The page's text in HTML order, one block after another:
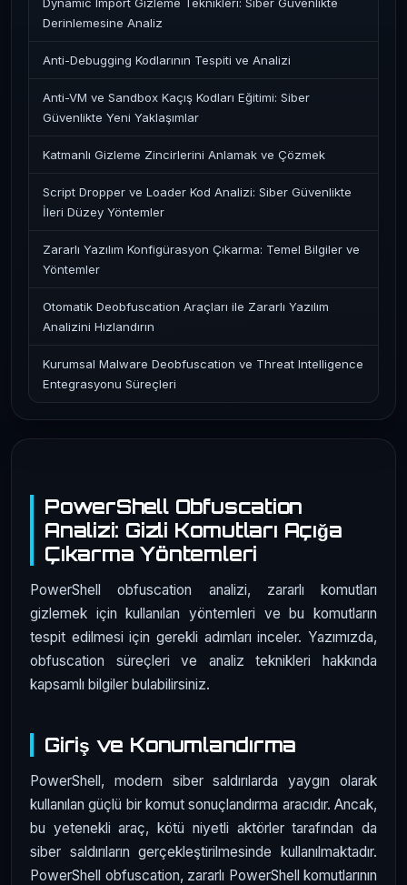
PowerShell Obfuscation
Analizi: Gizli Komutları Açığa
Çıkarma Yöntemleri
PowerShell obfuscation analizi, zararlı komutları
gizlemek için kullanılan yöntemleri ve bu komutların
tespit edilmesi için gerekli adımları inceler. Yazımızda,
obfuscation süreçleri ve analiz teknikleri hakkında
kapsamlı bilgiler bulabilirsiniz.
Giriş ve Konumlandırma
PowerShell, modern siber saldırılarda yaygın olarak
kullanılan güçlü bir komut sonuçlandırma aracıdır. Ancak,
bu yetenekli araç, kötü niyetli aktörler tarafından da
siber saldırıların gerçekleştirilmesinde kullanılmaktadır.
PowerShell obfuscation, zararlı PowerShell komutlarının
Derinlemesine Analiz
Anti-Debugging Kodlarının Tespiti ve Analizi
Anti-VM ve Sandbox Kaçış Kodları Eğitimi: Siber
Güvenlikte Yeni Yaklaşımlar
Katmanlı Gizleme Zincirlerini Anlamak ve Çözmek
Script Dropper ve Loader Kod Analizi: Siber Güvenlikte
İleri Düzey Yöntemler
Zararlı Yazılım Konfigürasyon Çıkarma: Temel Bilgiler ve
Yöntemler
Otomatik Deobfuscation Araçları ile Zararlı Yazılım
Analizini Hızlandırın
Kurumsal Malware Deobfuscation ve Threat Intelligence
Entegrasyonu Süreçleri